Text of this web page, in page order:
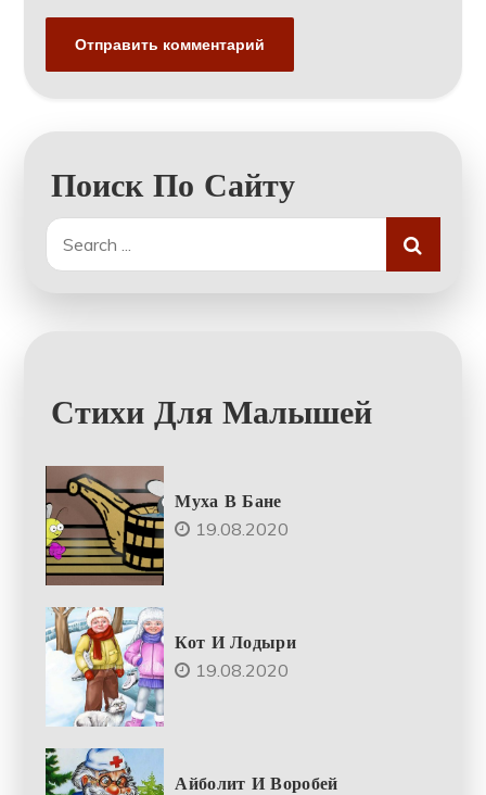
Поиск По Сайту
Search
for:
Стихи Для Малышей
Муха В Бане
19.08.2020
Кот И Лодыри
19.08.2020
Айболит И Воробей